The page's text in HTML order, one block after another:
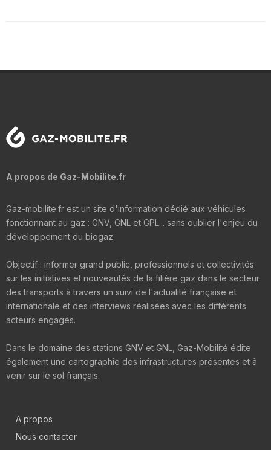
A propos de Gaz-Mobilite.fr
Gaz-mobilite.fr est un site d'information dédié aux véhicules
fonctionnant au gaz : GNV, GNL et GPL... sans oublier l'enjeu du
développement du biogaz.
Objectif : informer grand public, professionnels et collectivités
sur les initiatives et nouveautés de la filière gaz dans le secteur
des transports à travers un suivi de l'actualité française et
internationale et des interviews réalisées avec les différents
acteurs engagés.
Dans le domaine des stations GNV et GNL, Gaz-Mobilité édite
également une cartographie des infrastructures présentes et à
venir sur le sol français.
A propos
Nous contacter